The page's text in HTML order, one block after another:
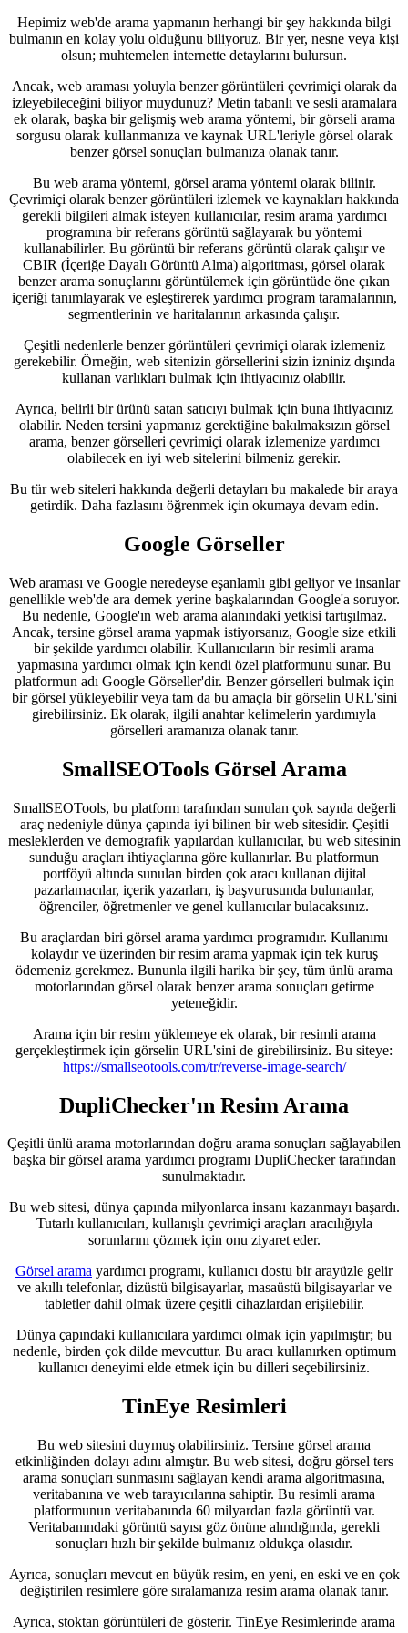
Hepimiz web'de arama yapmanın herhangi bir şey hakkında bilgi
bulmanın en kolay yolu olduğunu biliyoruz. Bir yer, nesne veya kişi
olsun; muhtemelen internette detaylarını bulursun.
Ancak, web araması yoluyla benzer görüntüleri çevrimiçi olarak da
izleyebileceğini biliyor muydunuz? Metin tabanlı ve sesli aramalara
ek olarak, başka bir gelişmiş web arama yöntemi, bir görseli arama
sorgusu olarak kullanmanıza ve kaynak URL'leriyle görsel olarak
benzer görsel sonuçları bulmanıza olanak tanır.
Bu web arama yöntemi, görsel arama yöntemi olarak bilinir.
Çevrimiçi olarak benzer görüntüleri izlemek ve kaynakları hakkında
gerekli bilgileri almak isteyen kullanıcılar, resim arama yardımcı
programına bir referans görüntü sağlayarak bu yöntemi
kullanabilirler. Bu görüntü bir referans görüntü olarak çalışır ve
CBIR (İçeriğe Dayalı Görüntü Alma) algoritması, görsel olarak
benzer arama sonuçlarını görüntülemek için görüntüde öne çıkan
içeriği tanımlayarak ve eşleştirerek yardımcı program taramalarının,
segmentlerinin ve haritalarının arkasında çalışır.
Çeşitli nedenlerle benzer görüntüleri çevrimiçi olarak izlemeniz
gerekebilir. Örneğin, web sitenizin görsellerini sizin izniniz dışında
kullanan varlıkları bulmak için ihtiyacınız olabilir.
Ayrıca, belirli bir ürünü satan satıcıyı bulmak için buna ihtiyacınız
olabilir. Neden tersini yapmanız gerektiğine bakılmaksızın görsel
arama, benzer görselleri çevrimiçi olarak izlemenize yardımcı
olabilecek en iyi web sitelerini bilmeniz gerekir.
Bu tür web siteleri hakkında değerli detayları bu makalede bir araya
getirdik. Daha fazlasını öğrenmek için okumaya devam edin.
Google Görseller
Web araması ve Google neredeyse eşanlamlı gibi geliyor ve insanlar
genellikle web'de ara demek yerine başkalarından Google'a soruyor.
Bu nedenle, Google'ın web arama alanındaki yetkisi tartışılmaz.
Ancak, tersine görsel arama yapmak istiyorsanız, Google size etkili
bir şekilde yardımcı olabilir. Kullanıcıların bir resimli arama
yapmasına yardımcı olmak için kendi özel platformunu sunar. Bu
platformun adı Google Görseller'dir. Benzer görselleri bulmak için
bir görsel yükleyebilir veya tam da bu amaçla bir görselin URL'sini
girebilirsiniz. Ek olarak, ilgili anahtar kelimelerin yardımıyla
görselleri aramanıza olanak tanır.
SmallSEOTools Görsel Arama
SmallSEOTools, bu platform tarafından sunulan çok sayıda değerli
araç nedeniyle dünya çapında iyi bilinen bir web sitesidir. Çeşitli
mesleklerden ve demografik yapılardan kullanıcılar, bu web sitesinin
sunduğu araçları ihtiyaçlarına göre kullanırlar. Bu platformun
portföyü altında sunulan birden çok aracı kullanan dijital
pazarlamacılar, içerik yazarları, iş başvurusunda bulunanlar,
öğrenciler, öğretmenler ve genel kullanıcılar bulacaksınız.
Bu araçlardan biri görsel arama yardımcı programıdır. Kullanımı
kolaydır ve üzerinden bir resim arama yapmak için tek kuruş
ödemeniz gerekmez. Bununla ilgili harika bir şey, tüm ünlü arama
motorlarından görsel olarak benzer arama sonuçları getirme
yeteneğidir.
Arama için bir resim yüklemeye ek olarak, bir resimli arama
gerçekleştirmek için görselin URL'sini de girebilirsiniz. Bu siteye:
https://smallseotools.com/tr/reverse-image-search/
DupliChecker'ın Resim Arama
Çeşitli ünlü arama motorlarından doğru arama sonuçları sağlayabilen
başka bir görsel arama yardımcı programı DupliChecker tarafından
sunulmaktadır.
Bu web sitesi, dünya çapında milyonlarca insanı kazanmayı başardı.
Tutarlı kullanıcıları, kullanışlı çevrimiçi araçları aracılığıyla
sorunlarını çözmek için onu ziyaret eder.
Görsel arama yardımcı programı, kullanıcı dostu bir arayüzle gelir
ve akıllı telefonlar, dizüstü bilgisayarlar, masaüstü bilgisayarlar ve
tabletler dahil olmak üzere çeşitli cihazlardan erişilebilir.
Dünya çapındaki kullanıcılara yardımcı olmak için yapılmıştır; bu
nedenle, birden çok dilde mevcuttur. Bu aracı kullanırken optimum
kullanıcı deneyimi elde etmek için bu dilleri seçebilirsiniz.
TinEye Resimleri
Bu web sitesini duymuş olabilirsiniz. Tersine görsel arama
etkinliğinden dolayı adını almıştır. Bu web sitesi, doğru görsel ters
arama sonuçları sunmasını sağlayan kendi arama algoritmasına,
veritabanına ve web tarayıcılarına sahiptir. Bu resimli arama
platformunun veritabanında 60 milyardan fazla görüntü var.
Veritabanındaki görüntü sayısı göz önüne alındığında, gerekli
sonuçları hızlı bir şekilde bulmanız oldukça olasıdır.
Ayrıca, sonuçları mevcut en büyük resim, en yeni, en eski ve en çok
değiştirilen resimlere göre sıralamanıza resim arama olanak tanır.
Ayrıca, stoktan görüntüleri de gösterir. TinEye Resimlerinde arama